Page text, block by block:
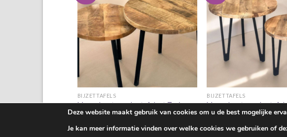
BIJZETTAFELS
Mangohouten salontafelset Turin
€169.00 Oorspronkelijke
was:
€ 109.00Huidige
is:
BIJZETTAFELS
Mangohouten
€ 169.00 Oorspronkelijke
was:
€169.00.
€109.00Huidige
is:
4 lades 180 cm
Deze website maakt gebruik van cookies om u de best mogelijke
Je kan meer informatie vinden over welke cookies we gebruiken of